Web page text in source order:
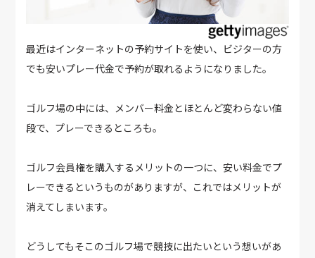
最近はインターネットの予約サイトを使い、ビジターの方
でも安いプレー代金で予約が取れるようになりました。
ゴルフ場の中には、メンバー料金とほとんど変わらない値
段で、プレーできるところも。
ゴルフ会員権を購入するメリットの一つに、安い料金でプ
レーできるというものがありますが、これではメリットが
消えてしまいます。
どうしてもそこのゴルフ場で競技に出たいという想いがあ